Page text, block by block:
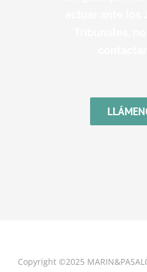
Copyright ©2025